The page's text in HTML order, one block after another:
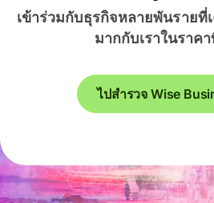
เข้าร่วมกับธุรกิจหลายพันรายที่
มากกับเราในราค
ไปสำรวจ Wise